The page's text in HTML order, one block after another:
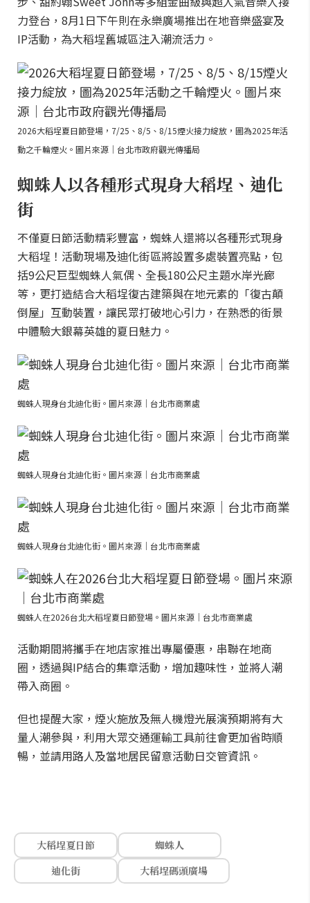
力登台，8月1日下午則在永樂廣場推出在地音樂盛宴及
IP活動，為大稻埕舊城區注入潮流活力。
2026大稻埕夏日節登場，7/25、8/5、8/15煙火接力綻放，圖為2025年活
動之千輪煙火。圖片來源｜台北市政府觀光傳播局
蜘蛛人以各種形式現身大稻埕、迪化
街
不僅夏日節活動精彩豐富，蜘蛛人還將以各種形式現身
大稻埕！活動現場及迪化街區將設置多處裝置亮點，包
括9公尺巨型蜘蛛人氣偶、全長180公尺主題水岸光廊
等，更打造結合大稻埕復古建築與在地元素的「復古顛
倒屋」互動裝置，讓民眾打破地心引力，在熟悉的街景
中體驗大銀幕英雄的夏日魅力。
蜘蛛人現身台北迪化街。圖片來源｜台北市商業處
蜘蛛人現身台北迪化街。圖片來源｜台北市商業處
蜘蛛人現身台北迪化街。圖片來源｜台北市商業處
蜘蛛人在2026台北大稻埕夏日節登場。圖片來源｜台北市商業處
活動期間將攜手在地店家推出專屬優惠，串聯在地商
圈，透過與IP結合的集章活動，增加趣味性，並將人潮
帶入商圈。
但也提醒大家，煙火施放及無人機燈光展演預期將有大
量人潮參與，利用大眾交通運輸工具前往會更加省時順
暢，並請用路人及當地居民留意活動日交管資訊。
大稻埕夏日節
蜘蛛人
迪化街
大稻埕碼頭廣場